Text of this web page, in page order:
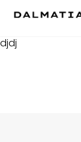
djdj